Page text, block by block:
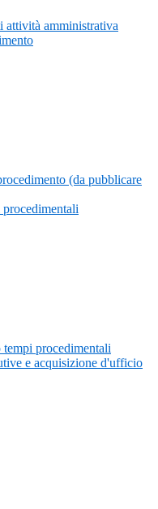
attività amministrativa
(da pubblicare
procedimentali
e acquisizione d'ufficio